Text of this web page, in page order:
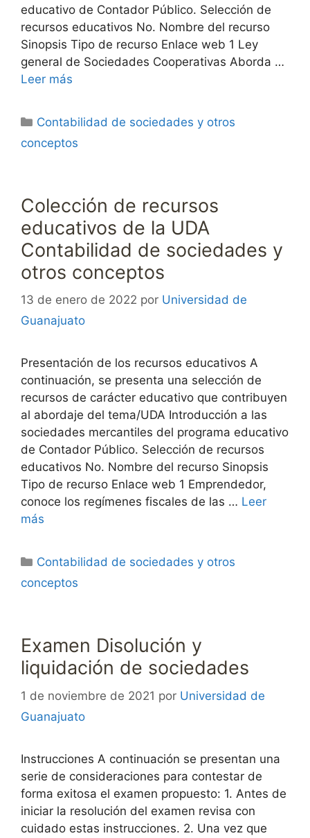
educativo de Contador Público. Selección de
recursos educativos No. Nombre del recurso
Sinopsis Tipo de recurso Enlace web 1 Ley
general de Sociedades Cooperativas Aborda …
Leer más
Categorías
Contabilidad de sociedades y otros
conceptos
Colección de recursos
educativos de la UDA
Contabilidad de sociedades y
otros conceptos
13 de enero de 2022 por Universidad de
Guanajuato
Presentación de los recursos educativos A
continuación, se presenta una selección de
recursos de carácter educativo que contribuyen
al abordaje del tema/UDA Introducción a las
sociedades mercantiles del programa educativo
de Contador Público. Selección de recursos
educativos No. Nombre del recurso Sinopsis
Tipo de recurso Enlace web 1 Emprendedor,
conoce los regímenes fiscales de las … Leer
más
Categorías
Contabilidad de sociedades y otros
conceptos
Examen Disolución y
liquidación de sociedades
1 de noviembre de 2021 por Universidad de
Guanajuato
Instrucciones A continuación se presentan una
serie de consideraciones para contestar de
forma exitosa el examen propuesto: 1. Antes de
iniciar la resolución del examen revisa con
cuidado estas instrucciones. 2. Una vez que